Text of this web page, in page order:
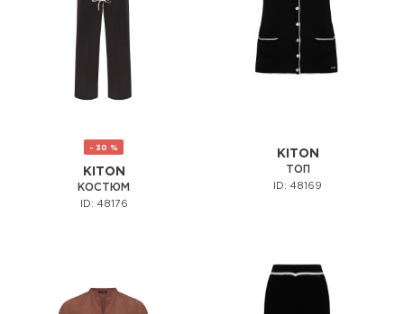
- 30 %
KITON
КОСТЮМ
ID: 48176
KITON
ТОП
ID: 48169